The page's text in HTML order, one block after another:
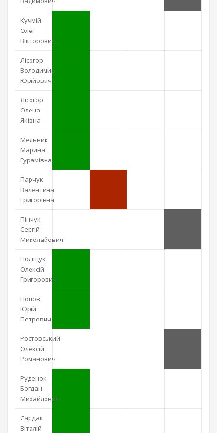
Кучмій
Олег
Вікторович
Лісогор
Володимир
Юрійович
Лісогор
Олена
Яківна
Мельник
Марина
Гурамівна
Парчук
Валентина
Григорівна
Пінчук
Сергій
Миколайович
Поліщук
Олексій
Григорович
Попов
Юрій
Петрович
Ростовський
Олексій
Романович
Руденок
Богдан
Михайлович
Сардак
Віталій